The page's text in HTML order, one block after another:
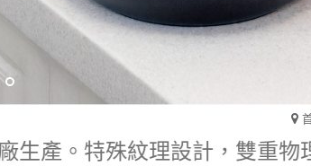
特殊紋理設計，雙重物理